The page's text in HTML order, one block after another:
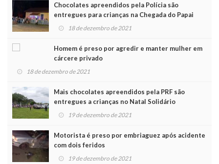
Chocolates apreendidos pela Polícia são
entregues para crianças na Chegada do Papai
Noel
18 de dezembro de 2021
Homem é preso por agredir e manter mulher em
cárcere privado
18 de dezembro de 2021
Mais chocolates apreendidos pela PRF são
entregues a crianças no Natal Solidário
19 de dezembro de 2021
Motorista é preso por embriaguez após acidente
com dois feridos
19 de dezembro de 2021